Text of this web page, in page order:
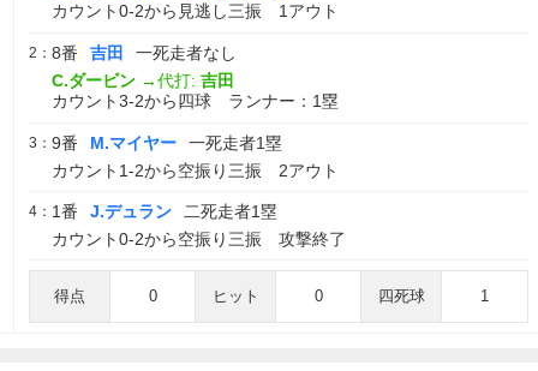
カウント0-2から見逃し三振 1アウト
2： 8番 吉田
一死走者なし
C.ダービン →代打: 吉田
カウント3-2から四球 ランナー：1塁
3： 9番 M.マイヤー
一死走者1塁
カウント1-2から空振り三振 2アウト
4： 1番 J.デュラン
二死走者1塁
カウント0-2から空振り三振 攻撃終了
得点 0 ヒット 0 四死球 1